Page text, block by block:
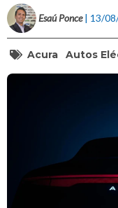
Esaú Ponce | 13/
Acura Autos